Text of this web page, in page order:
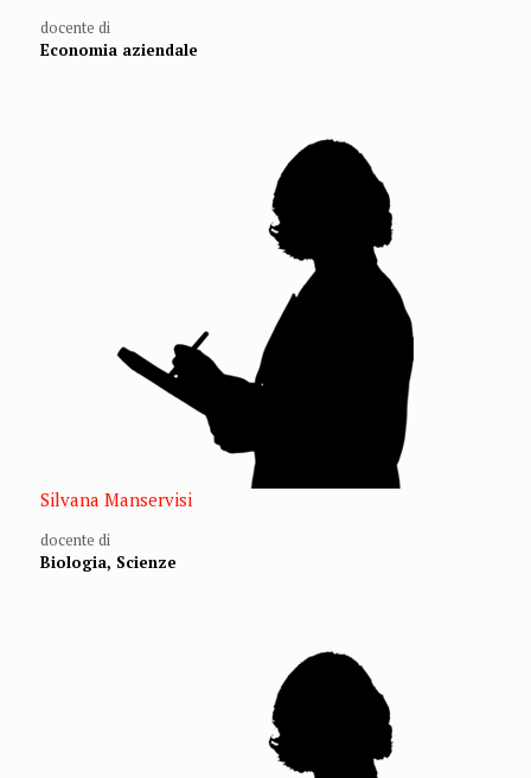
docente di
Economia aziendale
Silvana Manservisi
docente di
Biologia, Scienze